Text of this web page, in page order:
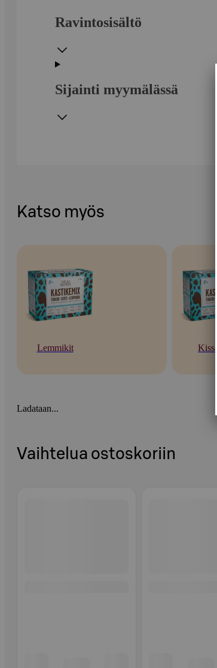
Ravintosisältö
Sijainti myymälässä
Katso myös
Lemmikit Kissat
Ladataan...
Vaihtelua ostoskoriin